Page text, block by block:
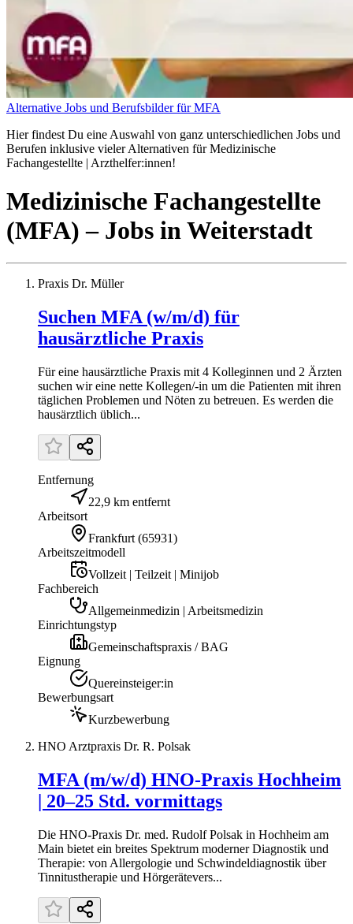
Alternative Jobs und Berufsbilder für MFA
Hier findest Du eine Auswahl von ganz unterschiedlichen Jobs und
Berufen inklusive vieler Alternativen für Medizinische
Fachangestellte | Arzthelfer:innen!
Medizinische Fachangestellte
(MFA) – Jobs inWeiterstadt
Praxis Dr. Müller
Suchen MFA (w/m/d) für
hausärztliche Praxis
Für eine hausärztliche Praxis mit 4 Kolleginnen und 2 Ärzten
suchen wir eine nette Kollegen/-in um die Patienten mit ihren
täglichen Problemen und Nöten zu betreuen. Es werden die
hausärztlich üblich...
Entfernung
22,9 km entfernt
Arbeitsort
Frankfurt (65931)
Arbeitszeitmodell
Vollzeit | Teilzeit | Minijob
Fachbereich
Allgemeinmedizin | Arbeitsmedizin
Einrichtungstyp
Gemeinschaftspraxis / BAG
Eignung
Quereinsteiger:in
Bewerbungsart
Kurzbewerbung
HNO Arztpraxis Dr. R. Polsak
MFA (m/w/d) HNO-Praxis Hochheim
| 20–25 Std. vormittags
Die HNO-Praxis Dr. med. Rudolf Polsak in Hochheim am
Main bietet ein breites Spektrum moderner Diagnostik und
Therapie: von Allergologie und Schwindeldiagnostik über
Tinnitustherapie und Hörgerätevers...